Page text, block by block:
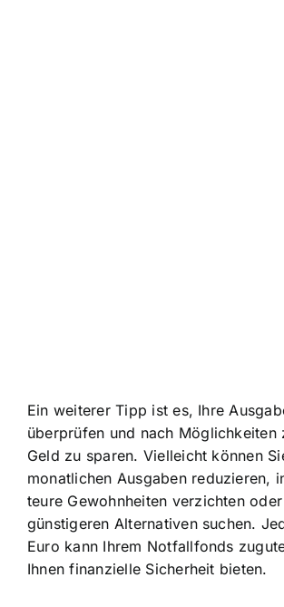
Ein weiterer Tipp ist es, Ihre
überprüfen und nach Möglichkeiten
Geld zu sparen. Vielleicht können
monatlichen Ausgaben reduzieren,
teure Gewohnheiten verzichten
günstigeren Alternativen suchen.
Euro kann Ihrem Notfallfonds
Ihnen finanzielle Sicherheit bieten.